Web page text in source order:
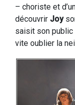
– choriste et
découvrir Joy
saisit son
vite oublier la